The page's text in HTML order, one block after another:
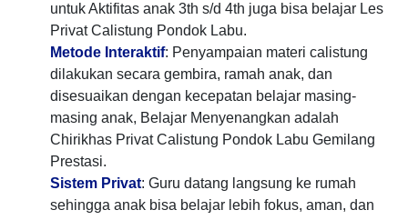
untuk Aktifitas anak 3th s/d 4th juga bisa belajar Les
Privat Calistung Pondok Labu.
Metode Interaktif: Penyampaian materi calistung
dilakukan secara gembira, ramah anak, dan
disesuaikan dengan kecepatan belajar masing-
masing anak, Belajar Menyenangkan adalah
Chirikhas Privat Calistung Pondok Labu Gemilang
Prestasi.
Sistem Privat: Guru datang langsung ke rumah
sehingga anak bisa belajar lebih fokus, aman, dan